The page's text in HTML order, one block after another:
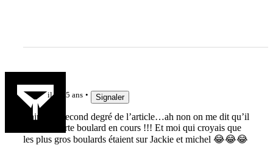
il y a 5 ans Signaler
J’aime ce second degré de l’article…ah non on me dit qu’il
y a une alerte boulard en cours !!! Et moi qui croyais que
les plus gros boulards étaient sur Jackie et michel 😂😂😂